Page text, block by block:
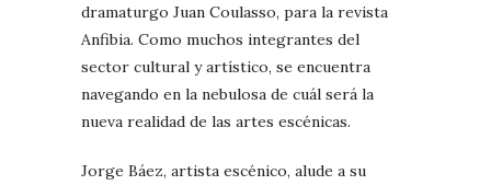
dramaturgo Juan Coulasso, para la revista
Anfibia. Como muchos integrantes del
sector cultural y artístico, se encuentra
navegando en la nebulosa de cuál será la
nueva realidad de las artes escénicas.
Jorge Báez, artista escénico, alude a su